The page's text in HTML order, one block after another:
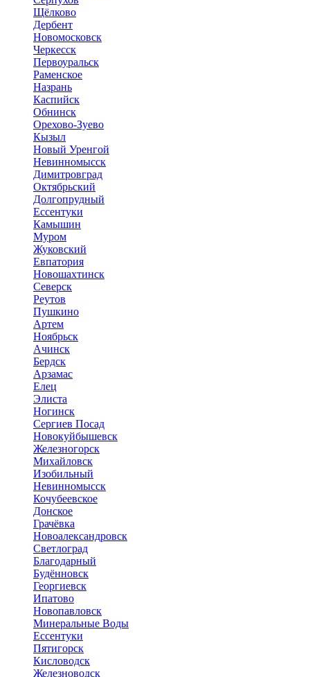
Щёлково
Дербент
Новомосковск
Черкесск
Первоуральск
Раменское
Назрань
Каспийск
Обнинск
Орехово-Зуево
Кызыл
Новый Уренгой
Невинномысск
Димитровград
Октябрьский
Долгопрудный
Ессентуки
Камышин
Муром
Жуковский
Евпатория
Новошахтинск
Северск
Реутов
Пушкино
Артем
Ноябрьск
Ачинск
Бердск
Арзамас
Елец
Элиста
Ногинск
Сергиев Посад
Новокуйбышевск
Железногорск
Михайловск
Изобильный
Невинномысск
Кочубеевское
Донское
Грачёвка
Новоалександровск
Светлоград
Благодарный
Будённовск
Георгиевск
Ипатово
Новопавловск
Минеральные Воды
Ессентуки
Пятигорск
Кисловодск
Железноводск